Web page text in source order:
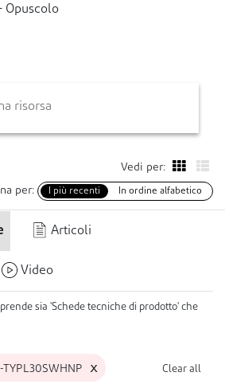
Opuscolo
Vedi per:
per:
I più recenti In ordine alfabetico
Articoli
Video
sia 'Schede tecniche di prodotto' che
TYPL30SWHNP x Clear all